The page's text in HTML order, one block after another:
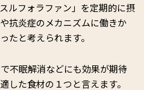
ルフォラファン」を定期的に摂
抗炎症のメカニズムに働きか
たと考えられます。
不眠解消などにも効果が期待
した食材の１つと言えます。